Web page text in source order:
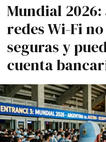
Mundial
redes Wi-Fi no
seguras y
cuenta